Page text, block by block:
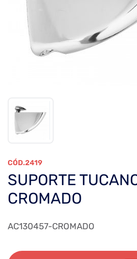
2419
SUPORTE
CROMADO
AC130457-CROMADO